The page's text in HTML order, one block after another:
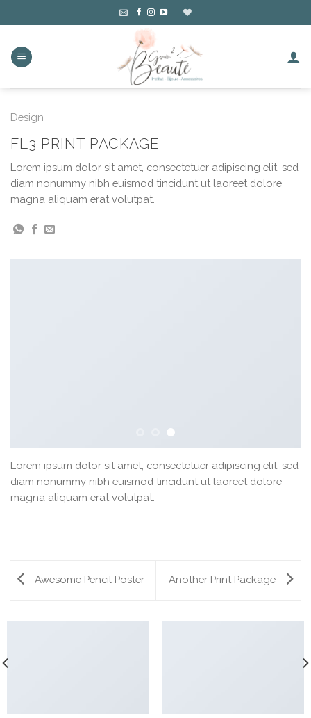
to
Design
FL3 PRINT PACKAGE
Lorem ipsum dolor sit amet, consectetuer adipiscing elit, sed
diam nonummy nibh euismod tincidunt ut laoreet dolore
magna aliquam erat volutpat.
Lorem ipsum dolor sit amet, consectetuer adipiscing elit, sed
diam nonummy nibh euismod tincidunt ut laoreet dolore
magna aliquam erat volutpat.
Awesome Pencil Poster Another Print Package